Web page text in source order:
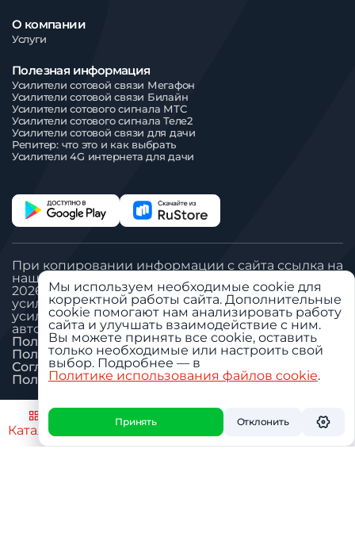
О компании
Услуги
Полезная информация
Усилители сотовой связи Мегафон
Усилители сотовой связи Билайн
Усилители сотового сигнала МТС
Усилители сотового сигнала Теле2
Усилители сотовой связи для дачи
Репитер: что это и как выбрать
Усилители 4G интернета для дачи
При копировании информации с сайта ссылка на
наш сайт обязательна
2026 © Все права защищены. ООО «Вегател»:
усилитель сигнала сотовой связи, антенна GSM,
усилитель сигнала сотовой связи для дачи,
автомобильный GSM репитер.
Политика «Обработка ПДн»
Пользовательское соглашение
Согласие на обработку ПДн
Политика использования cookieНастроить
Каталог Поиск Избранное Профиль
Мы используем необходимые cookie для
корректной работы сайта. Дополнительные
cookie помогают нам анализировать работу
сайта и улучшать взаимодействие с ним.
Вы можете принять все cookie, оставить
только необходимые или настроить свой
выбор. Подробнее — в
Политике использования файлов cookie.
Принять Отклонить